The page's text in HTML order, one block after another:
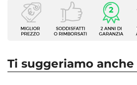
Caratteristiche
Serie
Osjon
Tavolo allungabile
Dimensioni
Ti suggeriamo anche